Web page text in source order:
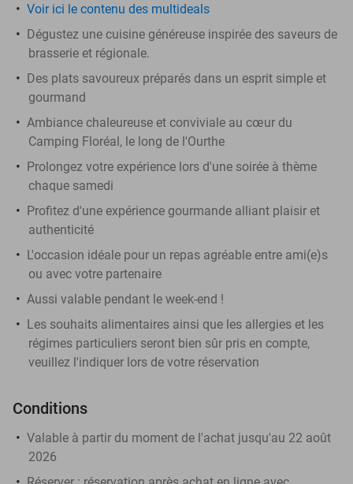
Voir ici le contenu des multideals
Dégustez une cuisine généreuse inspirée des saveurs de
brasserie et régionale.
Des plats savoureux préparés dans un esprit simple et
gourmand
Ambiance chaleureuse et conviviale au cœur du
Camping Floréal, le long de l'Ourthe
Prolongez votre expérience lors d'une soirée à thème
chaque samedi
Profitez d'une expérience gourmande alliant plaisir et
authenticité
L'occasion idéale pour un repas agréable entre ami(e)s
ou avec votre partenaire
Aussi valable pendant le week-end !
Les souhaits alimentaires ainsi que les allergies et les
régimes particuliers seront bien sûr pris en compte,
veuillez l'indiquer lors de votre réservation
Conditions
Valable à partir du moment de l'achat jusqu'au 22 août
2026